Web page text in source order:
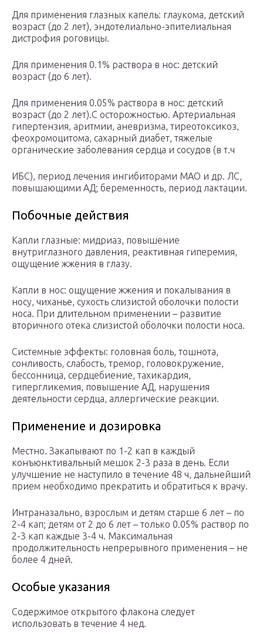
Для применения глазных капель: глаукома, детский
возраст (до 2 лет), эндотелиально-эпителиальная
дистрофия роговицы.
Для применения 0.1% раствора в нос: детский
возраст (до 6 лет).
Для применения 0.05% раствора в нос: детский
возраст (до 2 лет).C осторожностью. Артериальная
гипертензия, аритмии, аневризма, тиреотоксикоз,
феохромоцитома, сахарный диабет, тяжелые
органические заболевания сердца и сосудов (в т.ч
ИБС), период лечения ингибиторами МАО и др. ЛС,
повышающими АД; беременность, период лактации.
Побочные действия
Капли глазные: мидриаз, повышение
внутриглазного давления, реактивная гиперемия,
ощущение жжения в глазу.
Капли в нос: ощущение жжения и покалывания в
носу, чиханье, сухость слизистой оболочки полости
носа. При длительном применении – развитие
вторичного отека слизистой оболочки полости носа.
Системные эффекты: головная боль, тошнота,
сонливость, слабость, тремор, головокружение,
бессонница, сердцебиение, тахикардия,
гипергликемия, повышение АД, нарушения
деятельности сердца, аллергические реакции.
Применение и дозировка
Местно. Закапывают по 1-2 кап в каждый
конъюнктивальный мешок 2-3 раза в день. Если
улучшение не наступило в течение 48 ч, дальнейший
прием необходимо прекратить и обратиться к врачу.
Интраназально, взрослым и детям старше 6 лет – по
2-4 кап; детям от 2 до 6 лет – только 0.05% раствор по
2-3 кап каждые 3-4 ч. Максимальная
продолжительность непрерывного применения – не
более 4 дней.
Особые указания
Содержимое открытого флакона следует
использовать в течение 4 нед.